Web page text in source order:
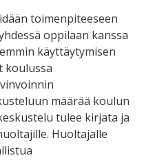
toimenpiteeseen
oppilaan kanssa
käyttäytymisen
koulussa
määrää koulun
tulee kirjata ja
Huoltajalle